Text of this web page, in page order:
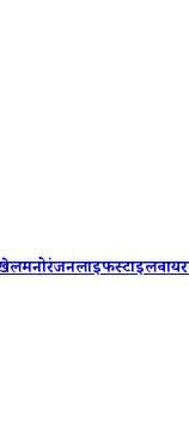
मनोरंजनलाइफस्टाइल